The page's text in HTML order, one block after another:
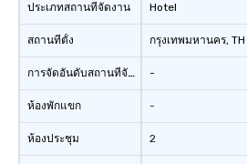
ประเภทสถานที่จัดงาน
สถานที่ตั้ง
การจัดอันดับสถานที่จัดงาน
ห้องพักแขก
ห้องประชุม
Hotel
กรุงเทพมหานคร, TH
-
-
2